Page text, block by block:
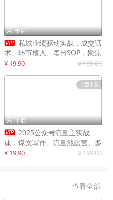
 千启
 私域业绩驱动实战，成交话
术、环节植入、每日SOP，聚焦
增长，驱动营收持续突破
¥ 19.90 ¥ 199.00
1章1课
 千启
 2025公众号流量主实战
课，爆文写作、流量池运营、多
平台分发，新手日入千元月赚5
¥ 19.90 ¥ 199.00
查看全部